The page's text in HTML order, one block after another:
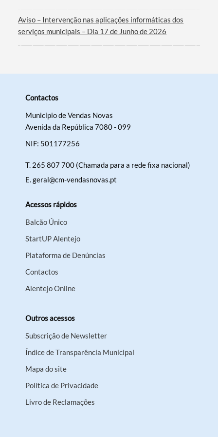
Aviso – Intervenção nas aplicações informáticas dos
serviços municipais – Dia 17 de Junho de 2026
Contactos
Município de Vendas Novas
Avenida da República 7080 - 099
NIF: 501177256
T. 265 807 700 (Chamada para a rede fixa nacional)
E.geral@cm-vendasnovas.pt
Acessos rápidos
Balcão Único
StartUP Alentejo
Plataforma de Denúncias
Contactos
Alentejo Online
Outros acessos
Subscrição de Newsletter
Índice de Transparência Municipal
Mapa do site
Política de Privacidade
Livro de Reclamações